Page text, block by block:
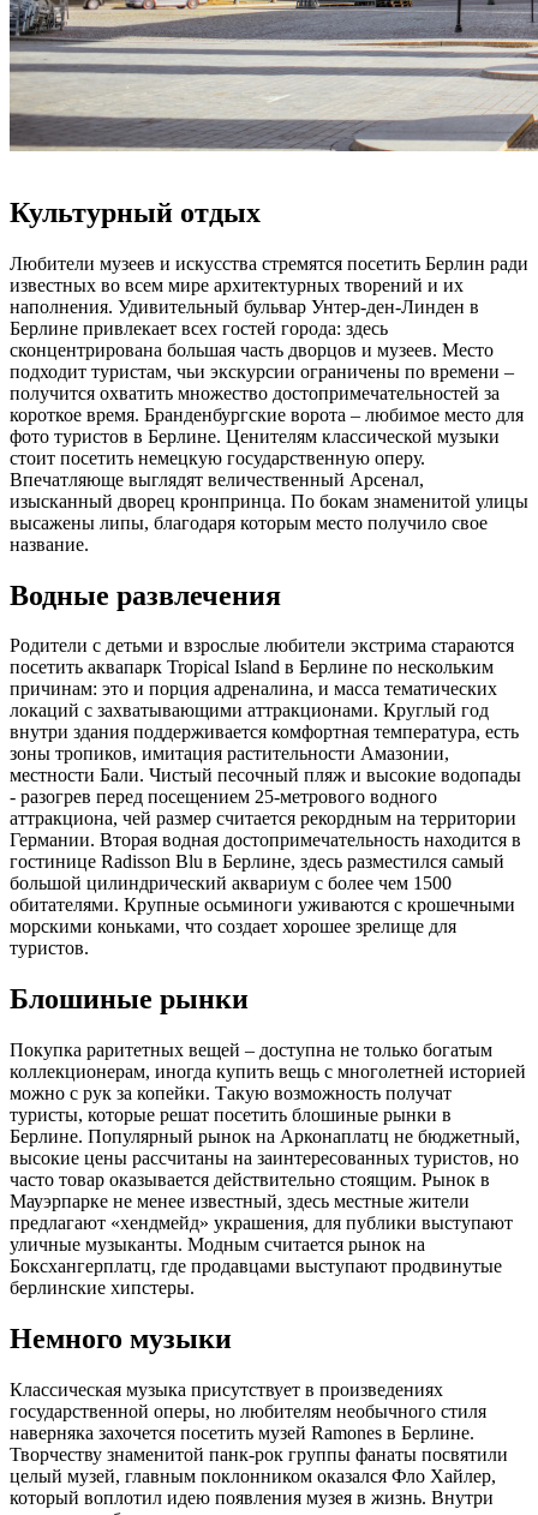
Культурный отдых
Любители музеев и искусства стремятся посетить Берлин ради
известных во всем мире архитектурных творений и их
наполнения. Удивительный бульвар Унтер-ден-Линден в
Берлине привлекает всех гостей города: здесь
сконцентрирована большая часть дворцов и музеев. Место
подходит туристам, чьи экскурсии ограничены по времени –
получится охватить множество достопримечательностей за
короткое время. Бранденбургские ворота – любимое место для
фото туристов в Берлине. Ценителям классической музыки
стоит посетить немецкую государственную оперу.
Впечатляюще выглядят величественный Арсенал,
изысканный дворец кронпринца. По бокам знаменитой улицы
высажены липы, благодаря которым место получило свое
название.
Водные развлечения
Родители с детьми и взрослые любители экстрима стараются
посетить аквапарк Tropical Island в Берлине по нескольким
причинам: это и порция адреналина, и масса тематических
локаций с захватывающими аттракционами. Круглый год
внутри здания поддерживается комфортная температура, есть
зоны тропиков, имитация растительности Амазонии,
местности Бали. Чистый песочный пляж и высокие водопады
- разогрев перед посещением 25-метрового водного
аттракциона, чей размер считается рекордным на территории
Германии. Вторая водная достопримечательность находится в
гостинице Radisson Blu в Берлине, здесь разместился самый
большой цилиндрический аквариум с более чем 1500
обитателями. Крупные осьминоги уживаются с крошечными
морскими коньками, что создает хорошее зрелище для
туристов.
Блошиные рынки
Покупка раритетных вещей – доступна не только богатым
коллекционерам, иногда купить вещь с многолетней историей
можно с рук за копейки. Такую возможность получат
туристы, которые решат посетить блошиные рынки в
Берлине. Популярный рынок на Арконаплатц не бюджетный,
высокие цены рассчитаны на заинтересованных туристов, но
часто товар оказывается действительно стоящим. Рынок в
Мауэрпарке не менее известный, здесь местные жители
предлагают «хендмейд» украшения, для публики выступают
уличные музыканты. Модным считается рынок на
Боксхангерплатц, где продавцами выступают продвинутые
берлинские хипстеры.
Немного музыки
Классическая музыка присутствует в произведениях
государственной оперы, но любителям необычного стиля
наверняка захочется посетить музей Ramones в Берлине.
Творчеству знаменитой панк-рок группы фанаты посвятили
целый музей, главным поклонником оказался Фло Хайлер,
который воплотил идею появления музея в жизнь. Внутри